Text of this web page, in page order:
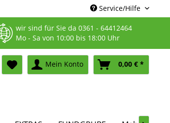
Service/Hilfe
wir sind für Sie da 0361 - 64412464
Mo - Sa von 10:00 bis 18:00 Uhr
Mein Konto 0,00 € *